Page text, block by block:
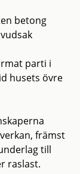
betong
parti i
husets övre
främst
till
raslast.